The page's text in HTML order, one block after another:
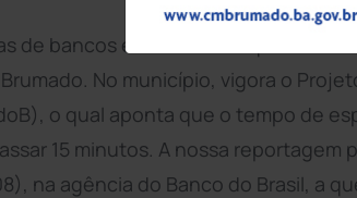
de bancos é um assunto que tem
No município, vigora o
o qual aponta que o tempo de
15 minutos. A nossa reportagem
na agência do Banco do Brasil, a